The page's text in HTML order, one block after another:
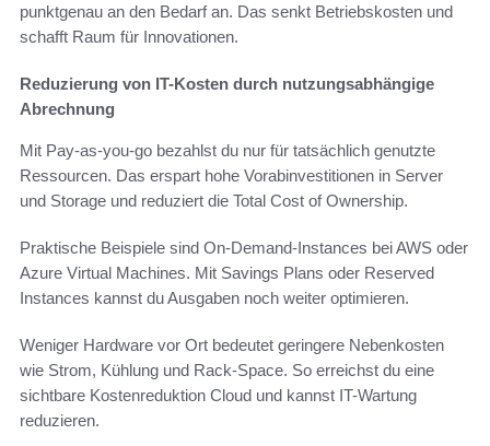
punktgenau an den Bedarf an. Das senkt Betriebskosten und
schafft Raum für Innovationen.
Reduzierung von IT-Kosten durch nutzungsabhängige
Abrechnung
Mit Pay-as-you-go bezahlst du nur für tatsächlich genutzte
Ressourcen. Das erspart hohe Vorabinvestitionen in Server
und Storage und reduziert die Total Cost of Ownership.
Praktische Beispiele sind On-Demand-Instances bei AWS oder
Azure Virtual Machines. Mit Savings Plans oder Reserved
Instances kannst du Ausgaben noch weiter optimieren.
Weniger Hardware vor Ort bedeutet geringere Nebenkosten
wie Strom, Kühlung und Rack-Space. So erreichst du eine
sichtbare Kostenreduktion Cloud und kannst IT-Wartung
reduzieren.